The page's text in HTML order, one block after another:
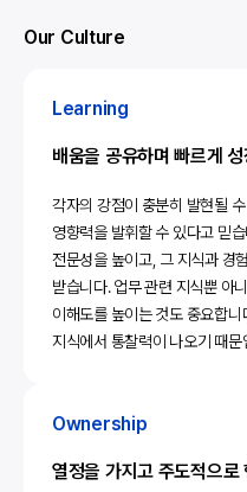
Our Culture
Learning
배움을 공유하며 빠르게
각자의 강점이 충분히 발현될
영향력을 발휘할 수 있다고 믿
전문성을 높이고, 그 지식과 경
받습니다. 업무 관련 지식뿐 아
이해도를 높이는 것도 중요합
지식에서 통찰력이 나오기 때문
Ownership
열정을 가지고 주도적으로